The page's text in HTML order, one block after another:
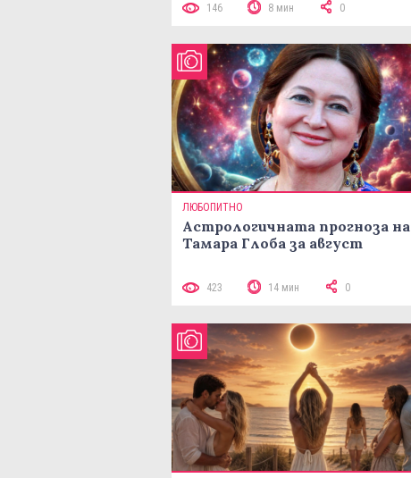
146 8 мин 0
ЛЮБОПИТНО
Астрологичната прогноза на
Тамара Глоба за август
423 14 мин 0